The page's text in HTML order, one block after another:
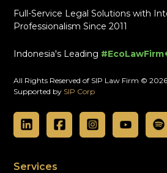
Full-Service Legal Solutions with
Professionalism Since 2011
Indonesia's Leading
All Rights Reserved of SIP Law Firm © 2026
Supported by SIP Corp
Services